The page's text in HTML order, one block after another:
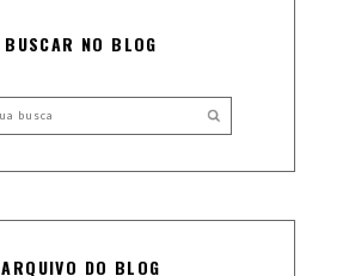
BUSCAR NO BLOG
ARQUIVO DO BLOG